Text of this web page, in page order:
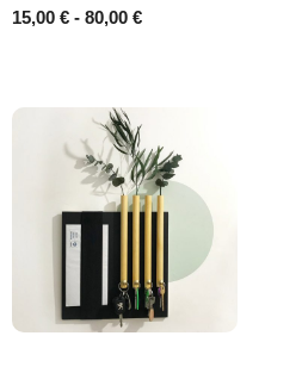
15,00 € - 80,00 €